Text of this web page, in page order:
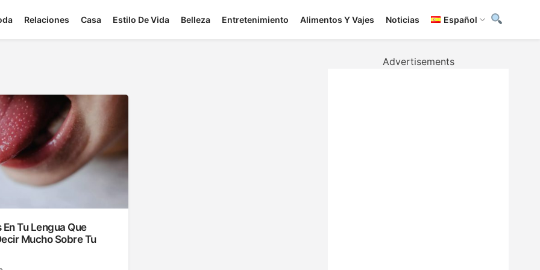
Relaciones Casa Estilo De Vida Belleza Entretenimiento Alimentos Y Vajes Noticias Español
En Tu Lengua Que
Mucho Sobre Tu
Advertisements